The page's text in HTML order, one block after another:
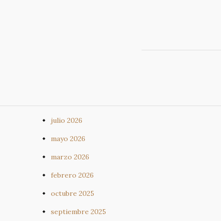
julio 2026
mayo 2026
marzo 2026
febrero 2026
octubre 2025
septiembre 2025